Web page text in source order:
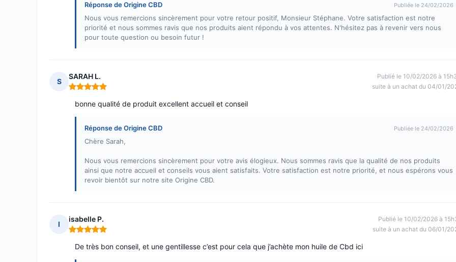
Réponse de Origine CBD Publiée le 24/02/2026
Nous vous remercions sincèrement pour votre retour positif, Monsieur Stéphane. Votre satisfaction est notre
priorité et nous sommes ravis que nos produits aient répondu à vos attentes. N'hésitez pas à revenir vers nous
pour toute question ou besoin futur !
S
SARAH L.
Note : 5 sur 5
Publié le 10/02/2026 à
suite à un achat du 04/01/
bonne qualité de produit excellent accueil et conseil
Réponse de Origine CBD Publiée le 24/02/2026
Chère Sarah,
Nous vous remercions sincèrement pour votre avis élogieux. Nous sommes ravis que la qualité de nos produits
ainsi que notre accueil et conseils vous aient satisfaits. Votre satisfaction est notre priorité, et nous espérons vous
revoir bientôt sur notre site Origine CBD.
I
isabelle P.
Note : 5 sur 5
Publié le 10/02/2026 à
suite à un achat du 06/01/
De très bon conseil, et une gentillesse c’est pour cela que j’achète mon huile de Cbd ici